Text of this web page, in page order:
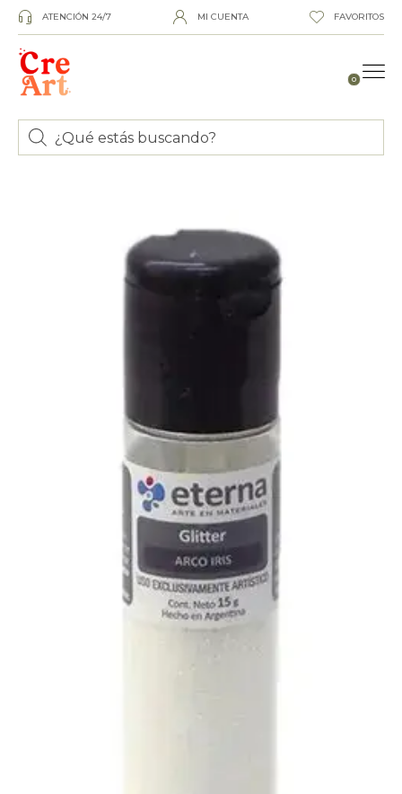
ATENCIÓN 24/7 MI CUENTA FAVORITOS
0